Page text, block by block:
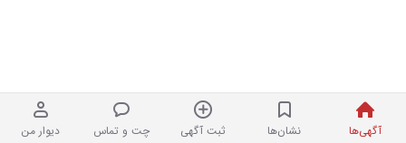
آگهی‌ها نشان‌ها ثبت آگهی چت و تماس دیوار من